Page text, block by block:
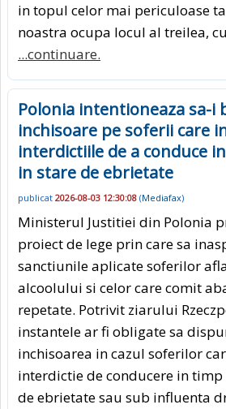
in topul celor mai periculoase
noastra ocupa locul al treilea,
...continuare.
Polonia intentioneaza sa-i
inchisoare pe soferii care
interdictiile de a conduce
in stare de ebrietate
publicat 2026-08-03 12:30:08 (Mediafax)
Ministerul Justitiei din Polonia
proiect de lege prin care sa
sanctiunile aplicate soferilor
alcoolului si celor care comit
repetate. Potrivit ziarului
instantele ar fi obligate sa
inchisoarea in cazul soferilor
interdictie de conducere in timp
de ebrietate sau sub influenta